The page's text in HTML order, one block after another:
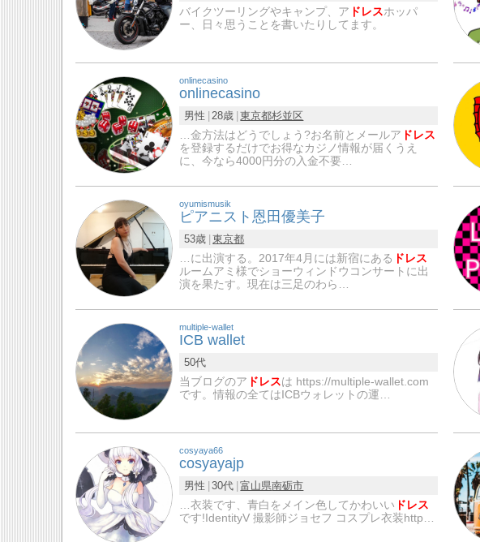
バイクツーリングやキャンプ、ア ドレスホッパ
ー、日々思うことを書いたりしてます。
onlinecasino
onlinecasino
男性 28歳 東京都杉並区
…金方法はどうでしょう?お名前とメールア ドレス
を登録するだけでお得なカジノ情報が届くうえ
に、今なら4000円分の入金不要…
oyumismusik
ピアニスト恩田優美子
53歳 東京都
…に出演する。2017年4月には新宿にある ドレス
ルームアミ様でショーウィンドウコンサートに出
演を果たす。現在は三足のわら…
multiple-wallet
ICB wallet
50代
当ブログのア ドレスは https://multiple-wallet.com
です。情報の全てはICBウォレットの運…
cosyaya66
cosyayajp
男性 30代 富山県南砺市
…衣装です、青白をメイン色してかわいい ドレス
です!IdentityV 撮影師ジョセフ コスプレ衣装http…